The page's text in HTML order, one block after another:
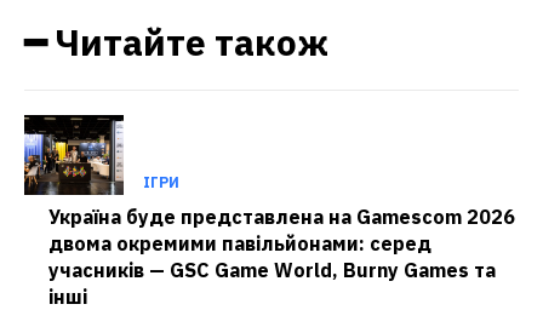
━ Читайте також
ІГРИ
Україна буде представлена на Gamescom 2026
двома окремими павільйонами: серед
учасників — GSC Game World, Burny Games та
інші